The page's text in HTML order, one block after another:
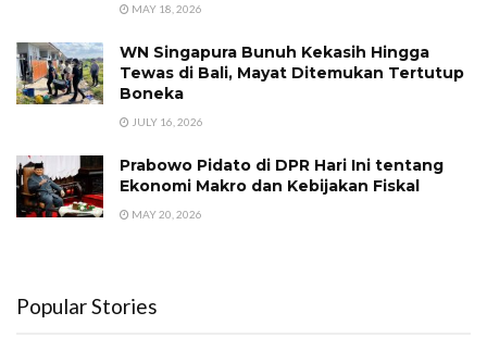
MAY 18, 2026
WN Singapura Bunuh Kekasih Hingga
Tewas di Bali, Mayat Ditemukan Tertutup
Boneka
JULY 16, 2026
Prabowo Pidato di DPR Hari Ini tentang
Ekonomi Makro dan Kebijakan Fiskal
MAY 20, 2026
Popular Stories